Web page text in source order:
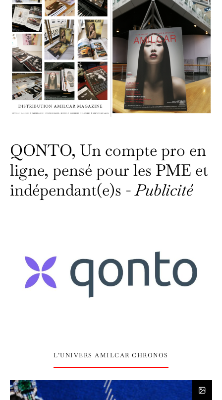
QONTO, Un compte pro en
ligne, pensé pour les PME et
indépendant(e)s -Publicité
L’UNIVERS AMILCAR CHRONOS